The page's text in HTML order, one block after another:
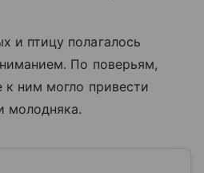
птицу полагалось
По поверьям,
ним могло привести
молодняка.